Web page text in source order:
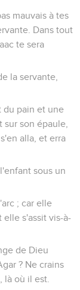
mauvais à tes
Dans tout
te sera
la servante,
du pain et une
son épaule,
alla, et erra
sous un
; car elle
elle s'assit vis-à-
de Dieu
? Ne crains
là où il est.